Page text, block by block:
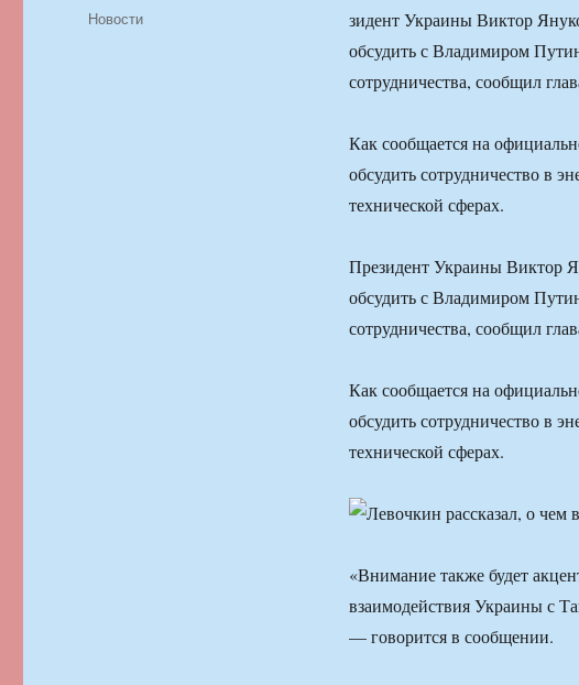
зидент Украины Виктор
обсудить с Владимиром
сотрудничества, сообщил
Как сообщается на
обсудить сотрудничество в
технической сферах.
Президент Украины Виктор
обсудить с Владимиром
сотрудничества, сообщил
Как сообщается на
обсудить сотрудничество в
технической сферах.
«Внимание также будет
взаимодействия Украины с
— говорится в сообщении.
Рубрики
Новости